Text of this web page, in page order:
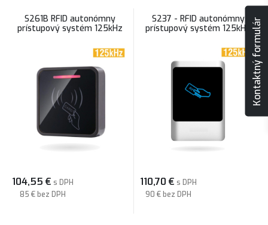
S261B RFID autonómny
prístupový systém 125kHz
104,55 € s DPH
85 € bez DPH
S237 - RFID autonómny
prístupový systém 125kHz
110,70 € s DPH
90 € bez DPH
Kontaktný formulár